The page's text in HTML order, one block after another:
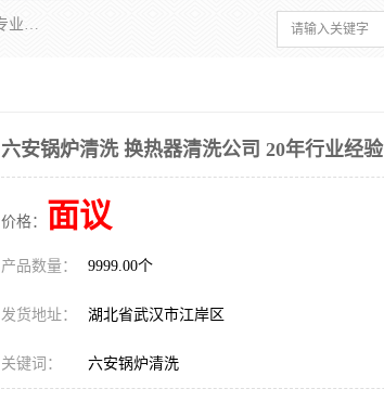
武汉洁利友环境技术有限公司是从事工业民用设备清洗、水处理、金属防腐蚀技术开发与应用的专业化公司。公司经过十余年发展积累了丰富的清洗经验，服务过的客户达到500余家，清洗的各类工业设备共计3000余台。
六安锅炉清洗 换热器清洗公司 20年行业经验
价格： 面议
产品数量： 9999.00个
发货地址： 湖北省武汉市江岸区
关键词： 六安锅炉清洗